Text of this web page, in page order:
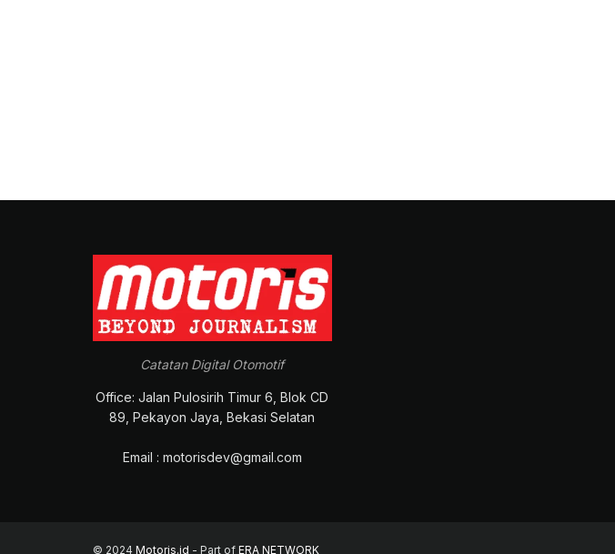
Catatan Digital Otomotif
Office: Jalan Pulosirih Timur 6, Blok CD
89, Pekayon Jaya, Bekasi Selatan
Email : motorisdev@gmail.com
© 2024 Motoris.id - Part of ERA NETWORK